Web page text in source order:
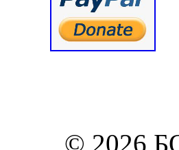
© 2026